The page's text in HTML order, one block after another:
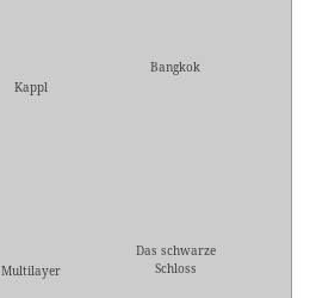
Kappl
Bangkok
Multilayer
Das schwarze
Schloss